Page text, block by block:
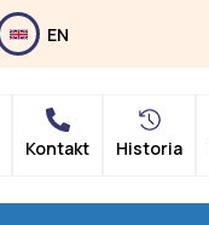
EN
Kontakt Historia